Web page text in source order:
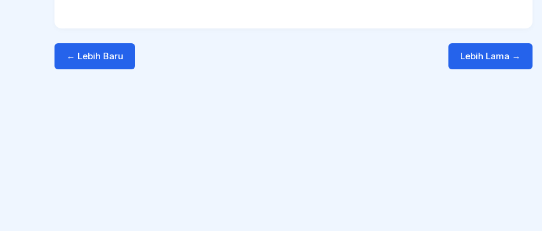
← Lebih Baru Lebih Lama →